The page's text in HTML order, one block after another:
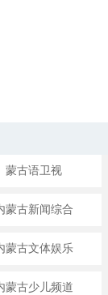
蒙古语卫视
蒙古新闻综合
蒙古文体娱乐
蒙古少儿频道